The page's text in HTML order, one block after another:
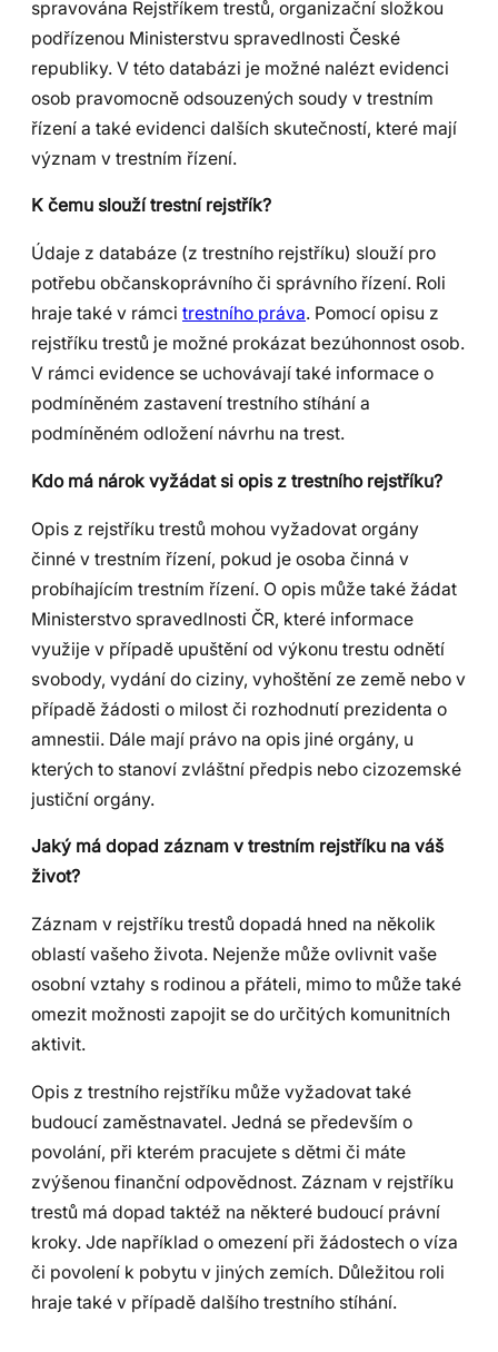
spravována Rejstříkem trestů, organizační složkou
podřízenou Ministerstvu spravedlnosti České
republiky. V této databázi je možné nalézt evidenci
osob pravomocně odsouzených soudy v trestním
řízení a také evidenci dalších skutečností, které mají
význam v trestním řízení.
K čemu slouží trestní rejstřík?
Údaje z databáze (z trestního rejstříku) slouží pro
potřebu občanskoprávního či správního řízení. Roli
hraje také v rámci trestního práva. Pomocí opisu z
rejstříku trestů je možné prokázat bezúhonnost osob.
V rámci evidence se uchovávají také informace o
podmíněném zastavení trestního stíhání a
podmíněném odložení návrhu na trest.
Kdo má nárok vyžádat si opis z trestního rejstříku?
Opis z rejstříku trestů mohou vyžadovat orgány
činné v trestním řízení, pokud je osoba činná v
probíhajícím trestním řízení. O opis může také žádat
Ministerstvo spravedlnosti ČR, které informace
využije v případě upuštění od výkonu trestu odnětí
svobody, vydání do ciziny, vyhoštění ze země nebo v
případě žádosti o milost či rozhodnutí prezidenta o
amnestii. Dále mají právo na opis jiné orgány, u
kterých to stanoví zvláštní předpis nebo cizozemské
justiční orgány.
Jaký má dopad záznam v trestním rejstříku na váš
život?
Záznam v rejstříku trestů dopadá hned na několik
oblastí vašeho života. Nejenže může ovlivnit vaše
osobní vztahy s rodinou a přáteli, mimo to může také
omezit možnosti zapojit se do určitých komunitních
aktivit.
Opis z trestního rejstříku může vyžadovat také
budoucí zaměstnavatel. Jedná se především o
povolání, při kterém pracujete s dětmi či máte
zvýšenou finanční odpovědnost. Záznam v rejstříku
trestů má dopad taktéž na některé budoucí právní
kroky. Jde například o omezení při žádostech o víza
či povolení k pobytu v jiných zemích. Důležitou roli
hraje také v případě dalšího trestního stíhání.